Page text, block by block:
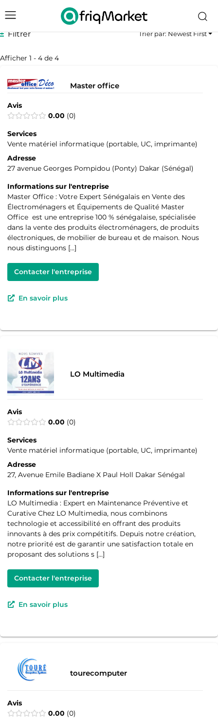
Filtrer
Afficher 1 - 4 de 4
Trier par: Newest First
Master office
Avis
0.00 0
Services
Vente matériel informatique (portable, UC, imprimante)
Adresse
27 avenue Georges Pompidou (Ponty) Dakar (Sénégal)
Informations sur l'entreprise
Master Office : Votre Expert Sénégalais en Vente des
Électroménagers et Équipements de Qualité Master
Office est une entreprise 100 % sénégalaise, spécialisée
dans la vente des produits électroménagers, de produits
électroniques, de mobilier de bureau et de maison. Nous
nous distinguons […]
Contacter l'entreprise
En savoir plus
LO Multimedia
Avis
0.00 0
Services
Vente matériel informatique (portable, UC, imprimante)
Adresse
27, Avenue Emile Badiane X Paul Holl Dakar Sénégal
Informations sur l'entreprise
LO Multimedia : Expert en Maintenance Préventive et
Curative Chez LO Multimedia, nous combinons
technologie et accessibilité en offrant des produits
innovants à des prix compétitifs. Depuis notre création,
notre priorité est de garantir une satisfaction totale en
proposant des solutions s […]
Contacter l'entreprise
En savoir plus
tourecomputer
Avis
0.00 0